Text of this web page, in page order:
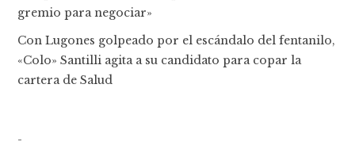
gremio para negociar»
Con Lugones golpeado por el escándalo del fentanilo,
«Colo» Santilli agita a su candidato para copar la
cartera de Salud
-